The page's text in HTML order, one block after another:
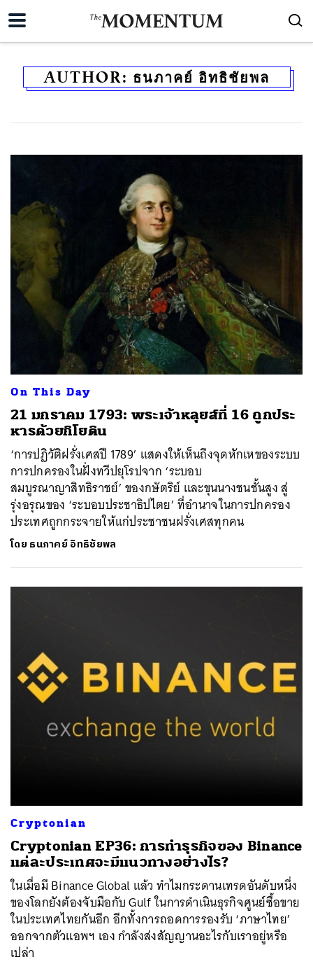
AUTHOR: ธนภาคย์ อิทธิชัยพล
On This Day
21 มกราคม 1793: พระเจ้าหลุยส์ที่ 16 ถูกประ
หารด้วยกิโยติน
‘การปฏิวัติฝรั่งเศสปี 1789’ แสดงให้เห็นถึงจุดหักเหของระบบ
การปกครองในฝั่งทวีปยุโรปจาก ‘ระบอบ
สมบูรณาญาสิทธิราชย์’ ของกษัตริย์ และขุนนางชนชั้นสูง สู่
รุ่งอรุณของ ‘ระบอบประชาธิปไตย’ ที่อำนาจในการปกครอง
ประเทศถูกกระจายให้แก่ประชาชนฝรั่งเศสทุกคน
โดย ธนภาคย์ อิทธิชัยพล
Cryptonian
Cryptonian EP36: การทำธุรกิจของ Binance
แต่ละประเทศจะมีแนวทางอย่างไร?
ในเมื่อมี Binance Global แล้ว ทำไมกระดานเทรดอันดับหนึ่ง
ของโลกยังต้องจับมือกับ Gulf ในการดำเนินธุรกิจศูนย์ซื้อขาย
ในประเทศไทยกันอีก อีกทั้งการถอดการรองรับ ‘ภาษาไทย’
ออกจากตัวแอพฯ เอง กำลังส่งสัญญานอะไรกับเราอยู่หรือ
เปล่า